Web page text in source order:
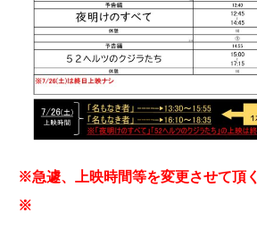
※急遽、上映時間等を変更させて頂
※